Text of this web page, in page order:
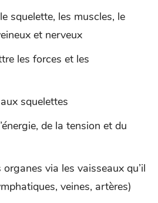
squelette, les muscles, le
et nerveux
les forces et les
squelettes
de la tension et du
via les vaisseaux qu’il
veines, artères)